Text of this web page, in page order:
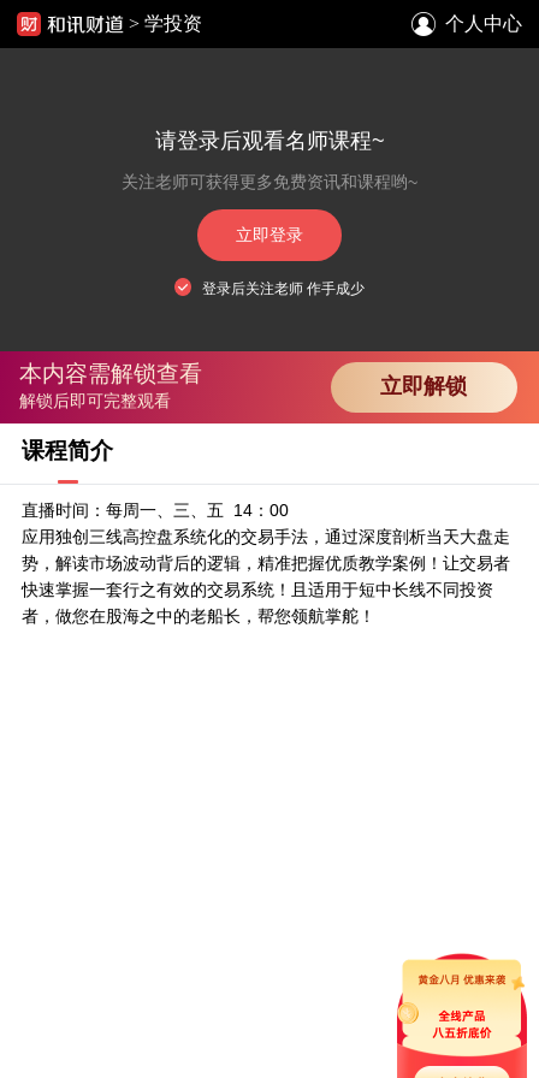
> 学投资 个人中心
请登录后观看名师课程~
关注老师可获得更多免费资讯和课程哟~
立即登录
登录后关注老师 作手成少
本内容需解锁查看
解锁后即可完整观看
立即解锁
课程简介
直播时间：每周一、三、五 14：00
应用独创三线高控盘系统化的交易手法，通过深度剖析当天大盘走
势，解读市场波动背后的逻辑，精准把握优质教学案例！让交易者
快速掌握一套行之有效的交易系统！且适用于短中长线不同投资
者，做您在股海之中的老船长，帮您领航掌舵！